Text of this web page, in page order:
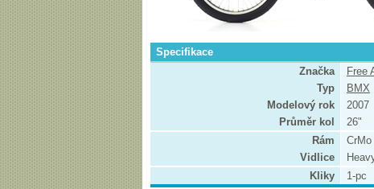
Specifikace
Značka
Free
Typ
BMX
Modelový rok
2007
Průměr kol
26"
Rám
CrMo
Vidlice
Kliky
1-pc